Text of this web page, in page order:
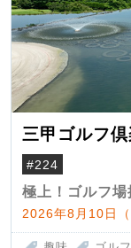
三甲ゴルフ
#224
極上！ゴルフ場
2026年8月10日